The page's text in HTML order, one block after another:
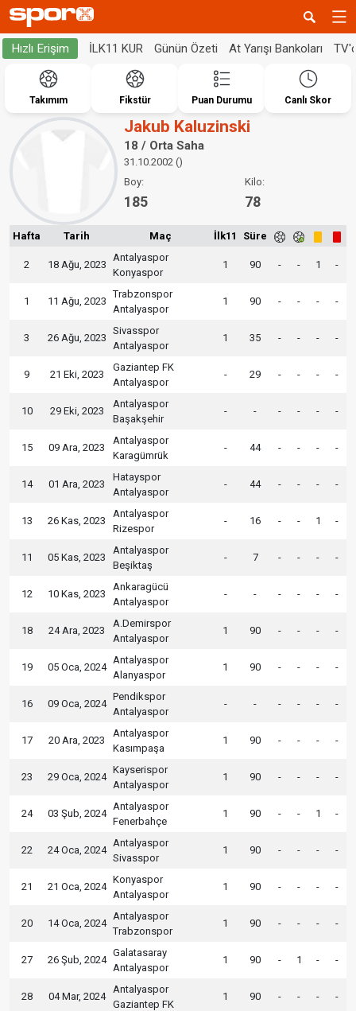
Hızlı Erişim İLK11 KUR Günün Özeti At Yarışı Bankoları
Takımım Fikstür Puan Durumu Canlı Skor
Jakub Kaluzinski
18 / Orta Saha
31.10.2002 ()
Boy:
185
Kilo:
78
Hafta Tarih Maç İlk11 Süre
2 18 Ağu, 2023
Antalyaspor
Konyaspor
1 90 - - 1 -
1 11 Ağu, 2023
Trabzonspor
Antalyaspor
1 90 - - - -
3 26 Ağu, 2023
Sivasspor
Antalyaspor
1 35 - - - -
9 21 Eki, 2023
Gaziantep FK
Antalyaspor
- 29 - - - -
10 29 Eki, 2023
Antalyaspor
Başakşehir
- - - - - -
15 09 Ara, 2023
Antalyaspor
Karagümrük
- 44 - - - -
14 01 Ara, 2023
Hatayspor
Antalyaspor
- 44 - - - -
13 26 Kas, 2023
Antalyaspor
Rizespor
- 16 - - 1 -
11 05 Kas, 2023
Antalyaspor
Beşiktaş
- 7 - - - -
12 10 Kas, 2023
Ankaragücü
Antalyaspor
- - - - - -
18 24 Ara, 2023
A.Demirspor
Antalyaspor
1 90 - - - -
19 05 Oca, 2024
Antalyaspor
Alanyaspor
1 90 - - - -
16 09 Oca, 2024
Pendikspor
Antalyaspor
- - - - - -
17 20 Ara, 2023
Antalyaspor
Kasımpaşa
1 90 - - - -
23 29 Oca, 2024
Kayserispor
Antalyaspor
1 90 - - - -
24 03 Şub, 2024
Antalyaspor
Fenerbahçe
1 90 - - 1 -
22 24 Oca, 2024
Antalyaspor
Sivasspor
1 90 - - - -
21 21 Oca, 2024
Konyaspor
Antalyaspor
1 90 - - - -
20 14 Oca, 2024
Antalyaspor
Trabzonspor
1 90 - - - -
27 26 Şub, 2024
Galatasaray
Antalyaspor
1 90 - 1 - -
28 04 Mar, 2024
Antalyaspor
Gaziantep FK
1 90 - - - -